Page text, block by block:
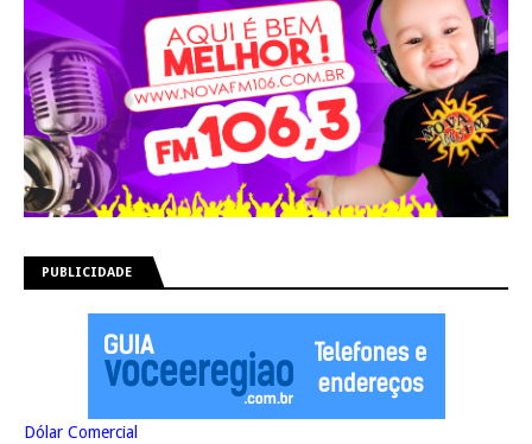
PUBLICIDADE
Dólar Comercial